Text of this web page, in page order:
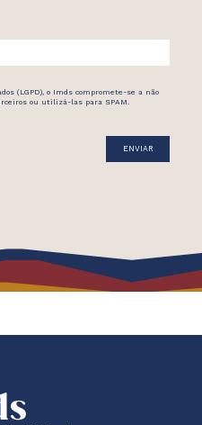
(LGPD), o Imds compromete-se a não
ou utilizá-las para SPAM.